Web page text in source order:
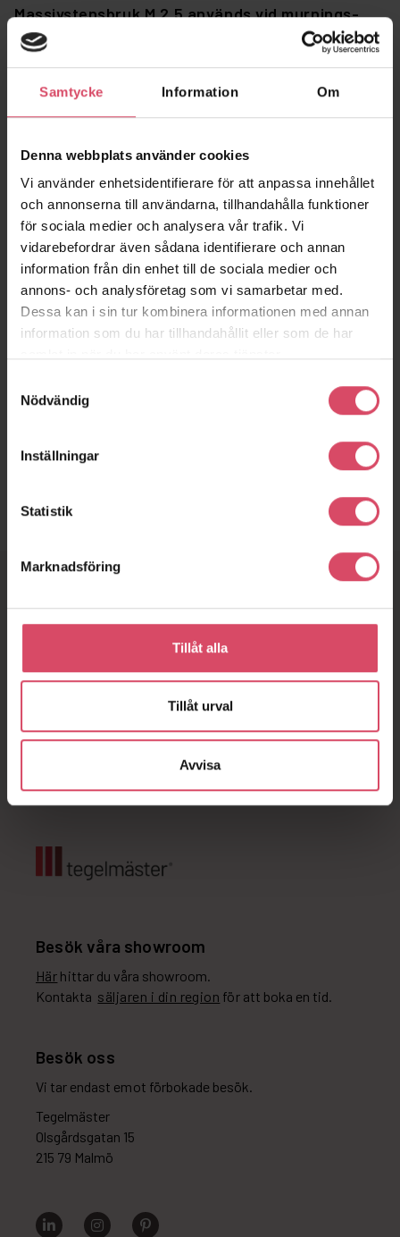
Samtycke Information Om
Denna webbplats använder cookies
Vi använder enhetsidentifierare för att anpassa innehållet
och annonserna till användarna, tillhandahålla funktioner
för sociala medier och analysera vår trafik. Vi
vidarebefordrar även sådana identifierare och annan
information från din enhet till de sociala medier och
annons- och analysföretag som vi samarbetar med.
Dessa kan i sin tur kombinera informationen med annan
information som du har tillhandahållit eller som de har
Nödvändig
Inställningar
Statistik
Marknadsföring
Tillåt alla
Tillåt urval
Avvisa
Massivstensbruk M 2,5 används vid murnings-
och efterfogningsarbeten då färgad fog önskas.
Se Produktinformation för instruktioner.
Massivstensbruk M2,5 är ett pigmenterat torrbruk. Blandas
murbruk. Används vid murnings- och efterfogningsarbeten då
färgad fog önskas och finns i en mångfald färger.
Liknande produkter
Grums 310
Vill du snacka tegel?
Hör av dig till oss
Kontakta oss direkt
Besök våra showroom
Här hittar du våra showroom.
Kontakta säljaren i din region för att boka en tid.
Besök oss
Vi tar endast emot förbokade besök.
Tegelmäster
Olsgårdsgatan 15
215 79 Malmö